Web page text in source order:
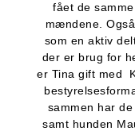
fået de
mændene.
som en aktiv
der er brug for
er Tina gift med
sammen har
samt hunden